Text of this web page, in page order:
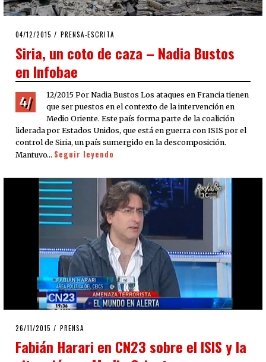
POSTED
04/12/2015 PRENSA-ESCRITA
Siria, un coto de caza – Nadia Bustos
en Infobae
4/
12/2015 Por Nadia Bustos Los ataques en Francia tienen
que ser puestos en el contexto de la intervención en
Medio Oriente. Este país forma parte de la coalición
liderada por Estados Unidos, que está en guerra con ISIS por el
control de Siria, un país sumergido en la descomposición.
Mantuvo… Seguir leyendo
POSTED
26/11/2015 26/11/2015
PRENSA
Fabián Harari en CN23 sobre el ISIS y la